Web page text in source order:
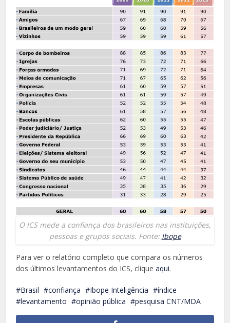
O ICS mede a confiança dos brasileiros nas instituições,
pessoas e grupos sociais. Fonte: Ibope
Para ver o relatório completo que compara os números
dos últimos levantamentos do ICS, cliqueaqui.
Brasil confiança Ibope Inteligência
índice
levantamento
opinião pública pesquisa CNT/MDA